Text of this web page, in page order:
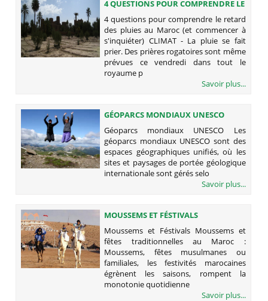
4 QUESTIONS POUR COMPRENDRE LE
RETARD DES PLUIES AU MAROC (ET
COMMENCER À S'INQUIÉTER)
4 questions pour comprendre le retard
des pluies au Maroc (et commencer à
s'inquiéter) CLIMAT - La pluie se fait
prier. Des prières rogatoires sont même
prévues ce vendredi dans tout le
royaume p
Savoir plus...
GÉOPARCS MONDIAUX UNESCO
Géoparcs mondiaux UNESCO Les
géoparcs mondiaux UNESCO sont des
espaces géographiques unifiés, où les
sites et paysages de portée géologique
internationale sont gérés selo
Savoir plus...
MOUSSEMS ET FÉSTIVALS
Moussems et Féstivals Moussems et
fêtes traditionnelles au Maroc :
Moussems, fêtes musulmanes ou
familiales, les festivités marocaines
égrènent les saisons, rompent la
monotonie quotidienne
Savoir plus...